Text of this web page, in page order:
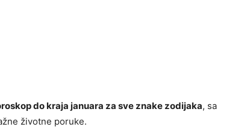
do kraja januara za sve znake zodijaka, sa
životne poruke.